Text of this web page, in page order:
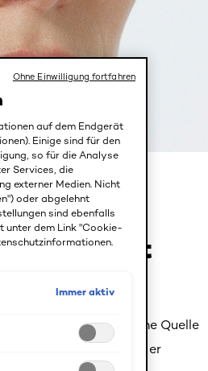
Gesicht
für viele Menschen eine Quelle
Auftreten verhindern oder
auf dem Endgerät
Einige sind für den
so für die Analyse
Services, die
externer Medien. Nicht
oder abgelehnt
sind ebenfalls
unter dem Link "Cookie-
Immer aktiv
Ohne Einwilligung fortfahren